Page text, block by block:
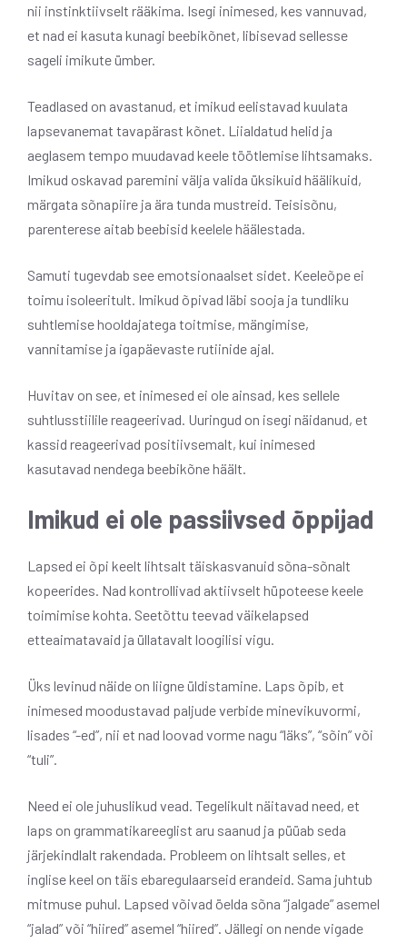
nii instinktiivselt rääkima. Isegi inimesed, kes vannuvad,
et nad ei kasuta kunagi beebikõnet, libisevad sellesse
sageli imikute ümber.
Teadlased on avastanud, et imikud eelistavad kuulata
lapsevanemat tavapärast kõnet. Liialdatud helid ja
aeglasem tempo muudavad keele töötlemise lihtsamaks.
Imikud oskavad paremini välja valida üksikuid häälikuid,
märgata sõnapiire ja ära tunda mustreid. Teisisõnu,
parenterese aitab beebisid keelele häälestada.
Samuti tugevdab see emotsionaalset sidet. Keeleõpe ei
toimu isoleeritult. Imikud õpivad läbi sooja ja tundliku
suhtlemise hooldajatega toitmise, mängimise,
vannitamise ja igapäevaste rutiinide ajal.
Huvitav on see, et inimesed ei ole ainsad, kes sellele
suhtlusstiilile reageerivad. Uuringud on isegi näidanud, et
kassid reageerivad positiivsemalt, kui inimesed
kasutavad nendega beebikõne häält.
Imikud ei ole passiivsed õppijad
Lapsed ei õpi keelt lihtsalt täiskasvanuid sõna-sõnalt
kopeerides. Nad kontrollivad aktiivselt hüpoteese keele
toimimise kohta. Seetõttu teevad väikelapsed
etteaimatavaid ja üllatavalt loogilisi vigu.
Üks levinud näide on liigne üldistamine. Laps õpib, et
inimesed moodustavad paljude verbide minevikuvormi,
lisades “-ed”, nii et nad loovad vorme nagu “läks”, “sõin” või
“tuli”.
Need ei ole juhuslikud vead. Tegelikult näitavad need, et
laps on grammatikareeglist aru saanud ja püüab seda
järjekindlalt rakendada. Probleem on lihtsalt selles, et
inglise keel on täis ebaregulaarseid erandeid. Sama juhtub
mitmuse puhul. Lapsed võivad öelda sõna “jalgade” asemel
“jalad” või “hiired” asemel “hiired”. Jällegi on nende vigade